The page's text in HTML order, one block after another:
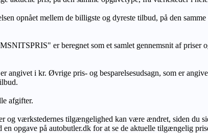
opnået mellem de billigste og dyreste tilbud, på den
er beregnet som et samlet gennemsnit af priser
angivet i kr. Øvrige pris- og besparelsesudsagn, som er
afgifter.
og værkstedernes tilgængelighed kan være ændret, siden du
opgave på autobutler.dk for at se de aktuelle tilgængelig